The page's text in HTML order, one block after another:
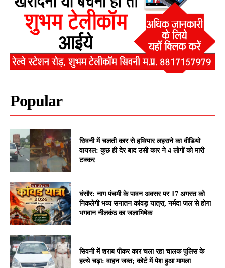
Popular
सिवनी में चलती कार से हथियार लहराने का वीडियो
वायरल: कुछ ही देर बाद उसी कार ने 4 लोगों को मारी
टक्कर
घंसौर: नाग पंचमी के पावन अवसर पर 17 अगस्त को
निकलेगी भव्य सनातन कांवड़ यात्रा, नर्मदा जल से होगा
भगवान नीलकंठ का जलाभिषेक
सिवनी में शराब पीकर कार चला रहा चालक पुलिस के
हत्थे चढ़ा: वाहन जब्त; कोर्ट में पेश हुआ मामला